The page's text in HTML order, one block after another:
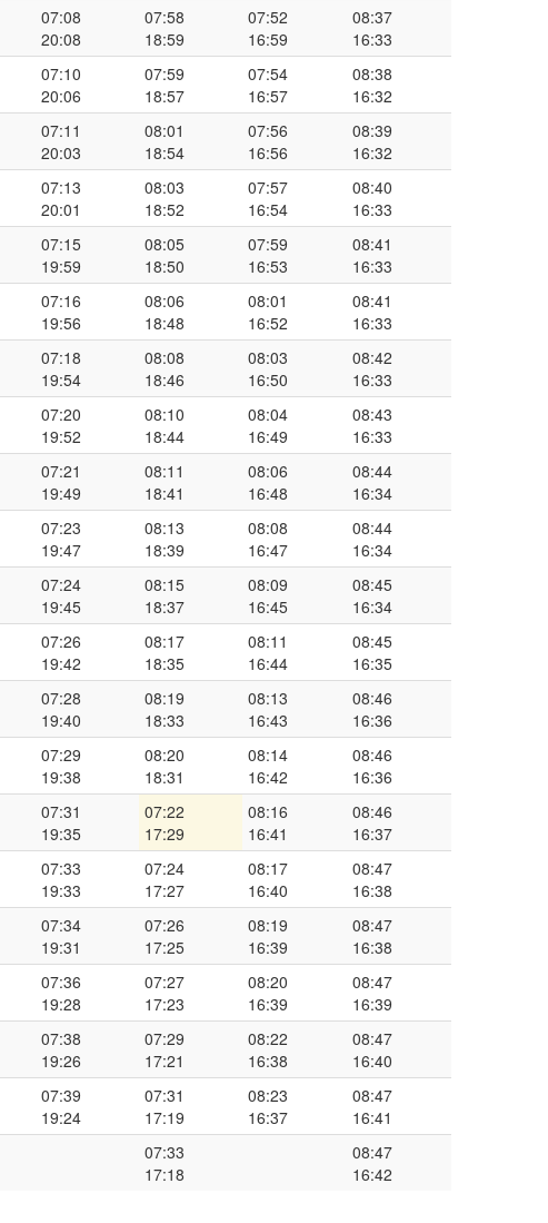
07:08
20:08
07:58
18:59
07:52
16:59
08:37
16:33
07:10
20:06
07:59
18:57
07:54
16:57
08:38
16:32
07:11
20:03
08:01
18:54
07:56
16:56
08:39
16:32
07:13
20:01
08:03
18:52
07:57
16:54
08:40
16:33
07:15
19:59
08:05
18:50
07:59
16:53
08:41
16:33
07:16
19:56
08:06
18:48
08:01
16:52
08:41
16:33
07:18
19:54
08:08
18:46
08:03
16:50
08:42
16:33
07:20
19:52
08:10
18:44
08:04
16:49
08:43
16:33
07:21
19:49
08:11
18:41
08:06
16:48
08:44
16:34
07:23
19:47
08:13
18:39
08:08
16:47
08:44
16:34
07:24
19:45
08:15
18:37
08:09
16:45
08:45
16:34
07:26
19:42
08:17
18:35
08:11
16:44
08:45
16:35
07:28
19:40
08:19
18:33
08:13
16:43
08:46
16:36
07:29
19:38
08:20
18:31
08:14
16:42
08:46
16:36
07:31
19:35
07:22
17:29
08:16
16:41
08:46
16:37
07:33
19:33
07:24
17:27
08:17
16:40
08:47
16:38
07:34
19:31
07:26
17:25
08:19
16:39
08:47
16:38
07:36
19:28
07:27
17:23
08:20
16:39
08:47
16:39
07:38
19:26
07:29
17:21
08:22
16:38
08:47
16:40
07:39
19:24
07:31
17:19
08:23
16:37
08:47
16:41
07:33
17:18
08:47
16:42